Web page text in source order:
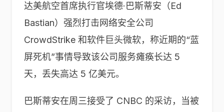
达美航空首席执行官埃德·巴斯蒂安（Ed
Bastian）强烈打击网络安全公司
CrowdStrike 和软件巨头微软，称近期的“蓝
屏死机”事情导致该公司服务瘫痪长达 5
天，丢失高达 5 亿美元。
巴斯蒂安在周三接受了 CNBC 的采访，当被